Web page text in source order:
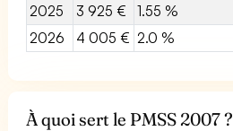
2025
3 925 € 1.55 %
2026
4 005 € 2.0 %
À quoi sert le PMSS 2007 ?